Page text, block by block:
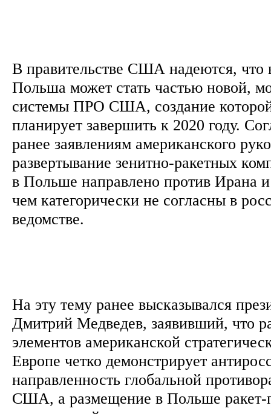
В правительстве США надеются, что
Польша может стать частью новой,
системы ПРО США, создание
планирует завершить к 2020 году.
ранее заявлениям американского
развертывание зенитно-ракетных
в Польше направлено против Ирана
чем категорически не согласны в
ведомстве.
На эту тему ранее высказывался
Дмитрий Медведев, заявивший, что
элементов американской
Европе четко демонстрирует
направленность глобальной
США, а размещение в Польше ракет-